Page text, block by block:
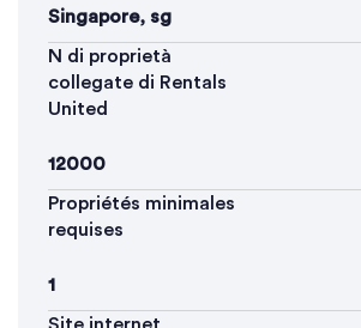
Singapore, sg
N di proprietà
collegate di Rentals
United
12000
Propriétés minimales
requises
1